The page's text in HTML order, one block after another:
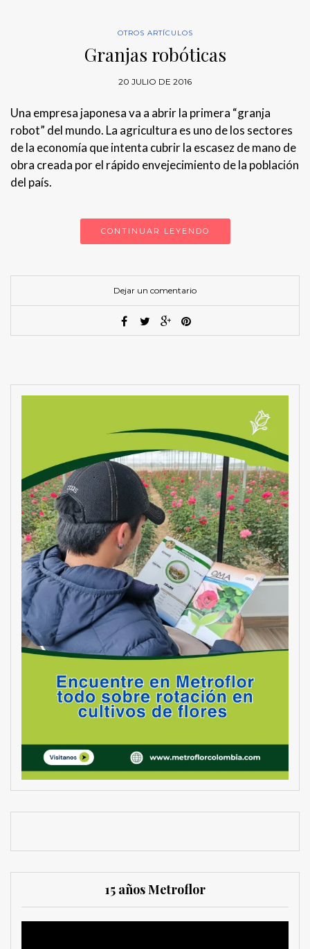
OTROS ARTÍCULOS
Granjas robóticas
20 JULIO DE 2016
Una empresa japonesa va a abrir la primera “granja
robot” del mundo. La agricultura es uno de los sectores
de la economía que intenta cubrir la escasez de mano de
obra creada por el rápido envejecimiento de la población
del país.
CONTINUAR LEYENDO
Dejar un comentario
15 años Metroflor